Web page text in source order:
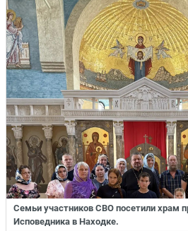
Семьи участников СВО посетили храм
Исповедника в Находке.